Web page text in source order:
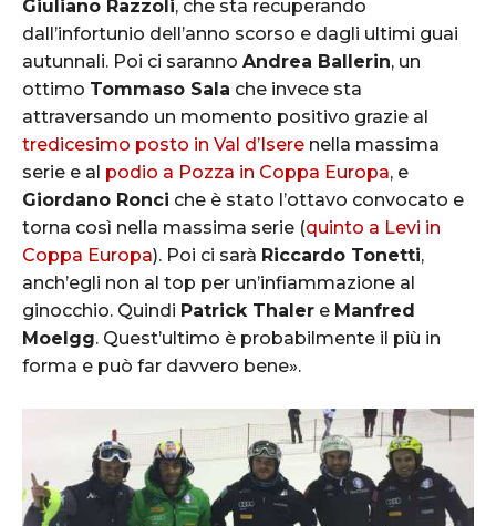
Giuliano Razzoli, che sta recuperando
dall’infortunio dell’anno scorso e dagli ultimi guai
autunnali. Poi ci saranno Andrea Ballerin, un
ottimo Tommaso Sala che invece sta
attraversando un momento positivo grazie al
tredicesimo posto in Val d’Isere nella massima
serie e al podio a Pozza in Coppa Europa, e
Giordano Ronci che è stato l’ottavo convocato e
torna così nella massima serie (quinto a Levi in
Coppa Europa). Poi ci sarà Riccardo Tonetti,
anch’egli non al top per un’infiammazione al
ginocchio. Quindi Patrick Thaler e Manfred
Moelgg. Quest’ultimo è probabilmente il più in
forma e può far davvero bene».